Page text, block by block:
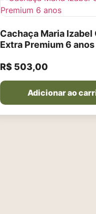
Cachaça Maria Izabel
Extra Premium 6 anos
R$ 503,00
Adicionar ao